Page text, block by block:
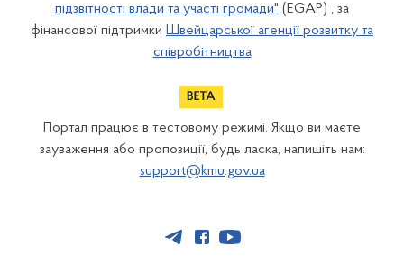
підзвітності влади та участі громади" (EGAP) , за
фінансової підтримки Швейцарської агенції розвитку та
співробітництва
Портал працює в тестовому режимі. Якщо ви маєте
зауваження або пропозиції, будь ласка, напишіть нам:
support@kmu.gov.ua